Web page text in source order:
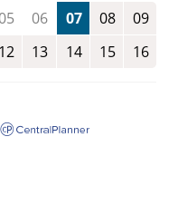
05 06 07 08
09
12 13 14 15 16